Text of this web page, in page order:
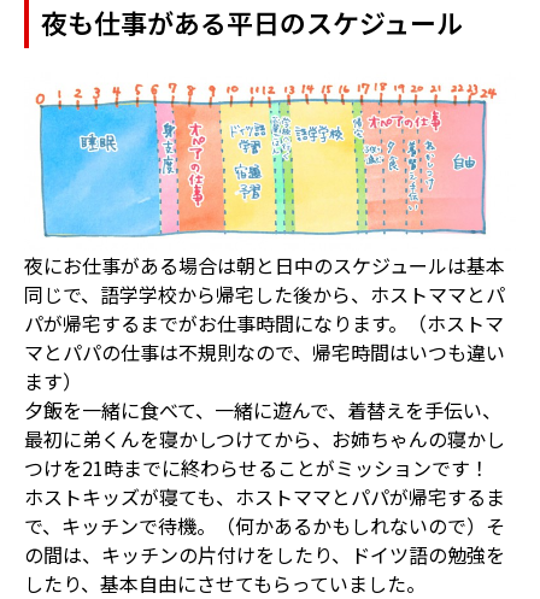
夜も仕事がある平日のスケジュール
夜にお仕事がある場合は朝と日中のスケジュールは基本
同じで、語学学校から帰宅した後から、ホストママとパ
パが帰宅するまでがお仕事時間になります。（ホストマ
マとパパの仕事は不規則なので、帰宅時間はいつも違い
ます）
夕飯を一緒に食べて、一緒に遊んで、着替えを手伝い、
最初に弟くんを寝かしつけてから、お姉ちゃんの寝かし
つけを21時までに終わらせることがミッションです！
ホストキッズが寝ても、ホストママとパパが帰宅するま
で、キッチンで待機。（何かあるかもしれないので）そ
の間は、キッチンの片付けをしたり、ドイツ語の勉強を
したり、基本自由にさせてもらっていました。